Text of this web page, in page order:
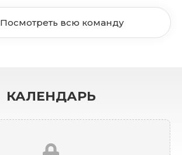
Посмотреть всю команду
КАЛЕНДАРЬ